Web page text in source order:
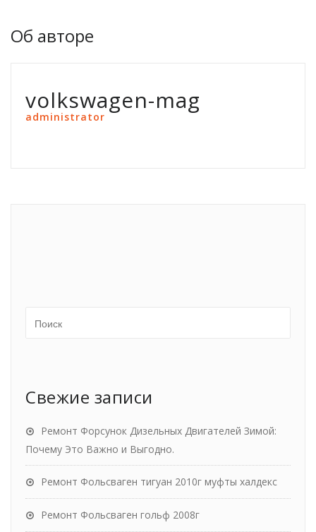
Об авторе
volkswagen-mag
administrator
Свежие записи
Ремонт Форсунок Дизельных Двигателей Зимой:
Почему Это Важно и Выгодно.
Ремонт Фольсваген тигуан 2010г муфты халдекс
Ремонт Фольсваген гольф 2008г